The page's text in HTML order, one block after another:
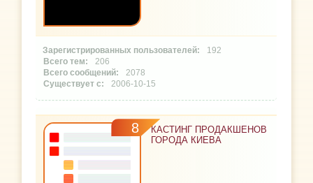
192
206
2078
2006-10-15
8
КАСТИНГ ПРОДАКШЕНОВ
ГОРОДА КИЕВА